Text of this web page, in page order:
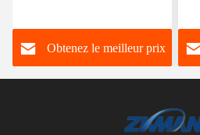
maillage montée sur
véhicule à longue
distance
Obtenez le meilleur prix